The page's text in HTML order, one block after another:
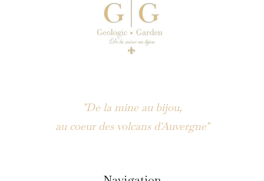
"De la mine au bijou,
au coeur des volcans d'Auvergne"